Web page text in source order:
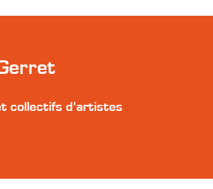
collectifs d'artistes